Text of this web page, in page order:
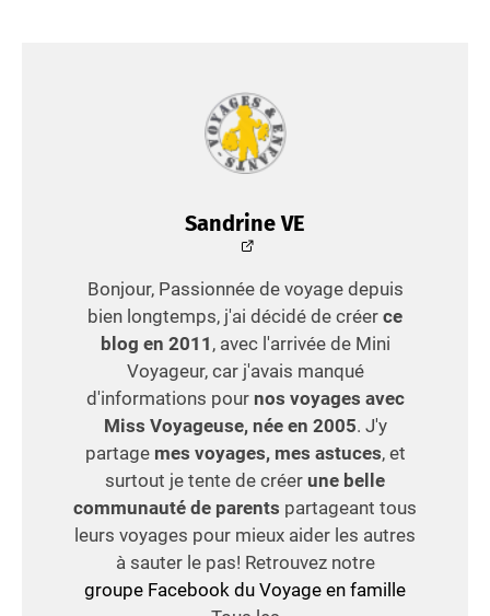
Sandrine VE
Bonjour, Passionnée de voyage depuis
bien longtemps, j'ai décidé de créer ce
blog en 2011 , avec l'arrivée de Mini
Voyageur, car j'avais manqué
d'informations pour nos voyages avec
Miss Voyageuse, née en 2005. J'y
partage mes voyages, mes astuces, et
surtout je tente de créer une belle
communauté de parents partageant tous
leurs voyages pour mieux aider les autres
à sauter le pas! Retrouvez notre
groupe Facebook du Voyage en famille